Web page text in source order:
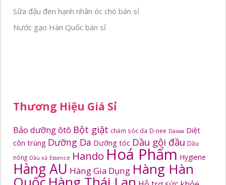
Sữa đậu đen hạnh nhân óc chó bán sỉ
Nước gạo Hàn Quốc bán sỉ
Thương Hiệu Giá Sỉ
Bảo dưỡng ôtô Bột giặt chăm sóc da D-nee Daiwa Diệt
côn trùng Dưỡng Da Dưỡng tóc Dầu gội đầu Dầu
nóng Dầu xả Essence Hando Hoá Phẩm Hygiene
Hàng AU Hàng Gia Dụng Hàng Hàn